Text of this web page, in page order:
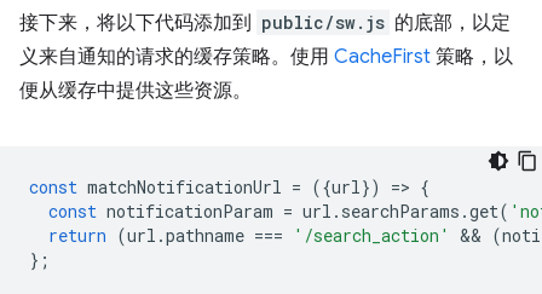
接下来，将以下代码添加到 public/sw.js 的底部，以定
义来自通知的请求的缓存策略。使用 CacheFirst 策略，以
便从缓存中提供这些资源。
const matchNotificationUrl = ({url }) => {
const notificationParam = url . searchParams .get(
return (url .pathname === '/search_action' && (
};